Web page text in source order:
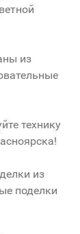
из
технику
из
поделки